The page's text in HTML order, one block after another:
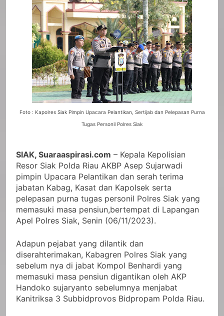
Foto : Kapolres Siak Pimpin Upacara Pelantikan, Sertijab dan Pelepasan Purna
Tugas Personil Polres Siak
SIAK, Suaraaspirasi.com – Kepala Kepolisian
Resor Siak Polda Riau AKBP Asep Sujarwadi
pimpin Upacara Pelantikan dan serah terima
jabatan Kabag, Kasat dan Kapolsek serta
pelepasan purna tugas personil Polres Siak yang
memasuki masa pensiun,bertempat di Lapangan
Apel Polres Siak, Senin (06/11/2023).
Adapun pejabat yang dilantik dan
diserahterimakan, Kabagren Polres Siak yang
sebelum nya di jabat Kompol Benhardi yang
memasuki masa pensiun digantikan oleh AKP
Handoko sujaryanto sebelumnya menjabat
Kanitriksa 3 Subbidprovos Bidpropam Polda Riau.